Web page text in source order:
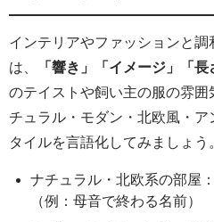
インテリアやファッションと調
は、
「響き」「イメージ」「長
のテイストや飼い主の服の雰
チュラル・モダン・北欧風・ア
タイルを言語化してみましょう
ナチュラル・北欧系の部屋
（例：母音で終わる名前）